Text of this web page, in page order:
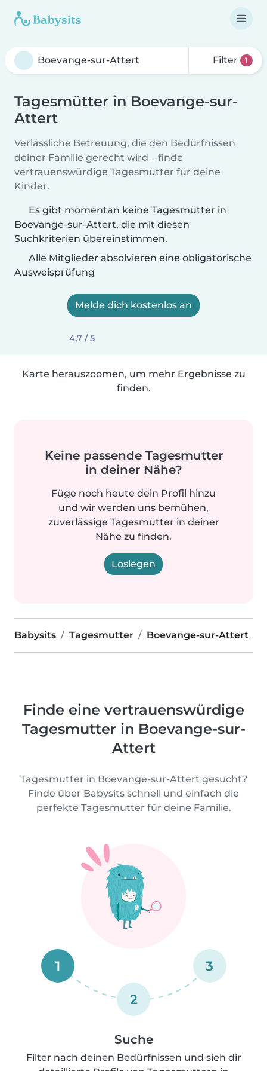
Filter 1
Tagesmütter in Boevange-sur-
Attert
Verlässliche Betreuung, die den Bedürfnissen
deiner Familie gerecht wird – finde
vertrauenswürdige Tagesmütter für deine
Kinder.
Es gibt momentan keine Tagesmütter in
Boevange-sur-Attert, die mit diesen
Suchkriterien übereinstimmen.
Alle Mitglieder absolvieren eine obligatorische
Ausweisprüfung
Melde dich kostenlos an
4,7 / 5
Karte herauszoomen, um mehr Ergebnisse zu
finden.
Keine passende Tagesmutter
in deiner Nähe?
Füge noch heute dein Profil hinzu
und wir werden uns bemühen,
zuverlässige Tagesmütter in deiner
Nähe zu finden.
Loslegen
Babysits Tagesmutter Boevange-sur-Attert
Finde eine vertrauenswürdige
Tagesmutter in Boevange-sur-
Attert
Tagesmutter in Boevange-sur-Attert gesucht?
Finde über Babysits schnell und einfach die
perfekte Tagesmutter für deine Familie.
1
2
3
Suche
Filter nach deinen Bedürfnissen und sieh dir